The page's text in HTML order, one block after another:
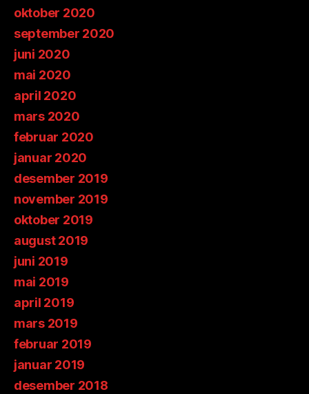
oktober 2020
september 2020
juni 2020
mai 2020
april 2020
mars 2020
februar 2020
januar 2020
desember 2019
november 2019
oktober 2019
august 2019
juni 2019
mai 2019
april 2019
mars 2019
februar 2019
januar 2019
desember 2018